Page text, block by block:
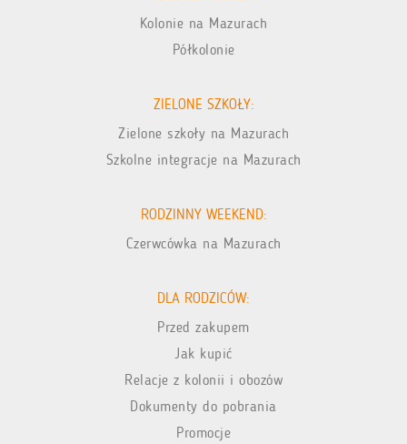
Kolonie na Mazurach
Półkolonie
ZIELONE SZKOŁY:
Zielone szkoły na Mazurach
Szkolne integracje na Mazurach
RODZINNY WEEKEND:
Czerwcówka na Mazurach
DLA RODZICÓW:
Przed zakupem
Jak kupić
Relacje z kolonii i obozów
Dokumenty do pobrania
Promocje